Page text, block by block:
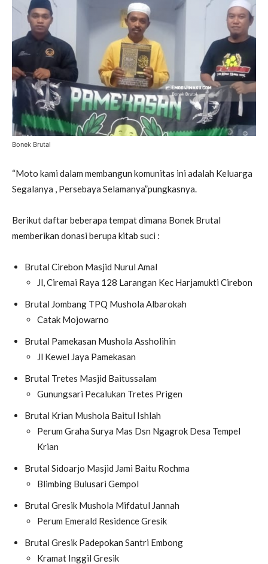
Bonek Brutal
“Moto kami dalam membangun komunitas ini adalah Keluarga
Segalanya , Persebaya Selamanya”pungkasnya.
Berikut daftar beberapa tempat dimana Bonek Brutal
memberikan donasi berupa kitab suci :
Brutal Cirebon Masjid Nurul Amal
Jl, Ciremai Raya 128 Larangan Kec Harjamukti Cirebon
Brutal Jombang TPQ Mushola Albarokah
Catak Mojowarno
Brutal Pamekasan Mushola Assholihin
Jl Kewel Jaya Pamekasan
Brutal Tretes Masjid Baitussalam
Gunungsari Pecalukan Tretes Prigen
Brutal Krian Mushola Baitul Ishlah
Perum Graha Surya Mas Dsn Ngagrok Desa Tempel
Krian
Brutal Sidoarjo Masjid Jami Baitu Rochma
Blimbing Bulusari Gempol
Brutal Gresik Mushola Mifdatul Jannah
Perum Emerald Residence Gresik
Brutal Gresik Padepokan Santri Embong
Kramat Inggil Gresik